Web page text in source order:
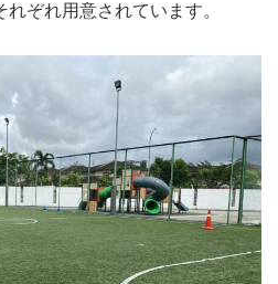
ぞれ用意されています。